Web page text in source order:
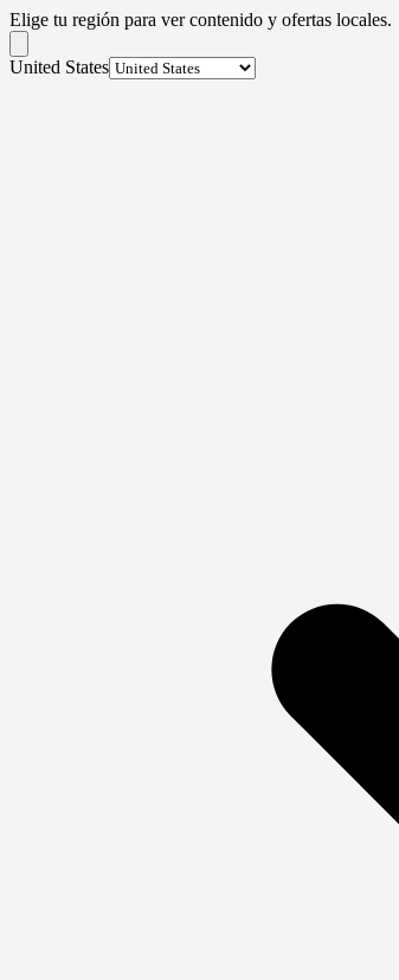
Elige tu región para ver contenido y ofertas locales.
United States